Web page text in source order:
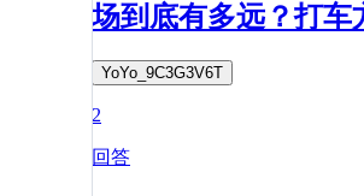
场到底有多远？打车
YoYo_9C3G3V6T
2
回答